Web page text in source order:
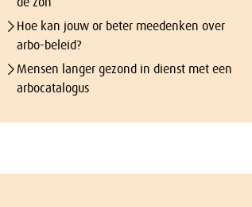
Hoe kan jouw or beter meedenken over
arbo-beleid?
Mensen langer gezond in dienst met een
arbocatalogus